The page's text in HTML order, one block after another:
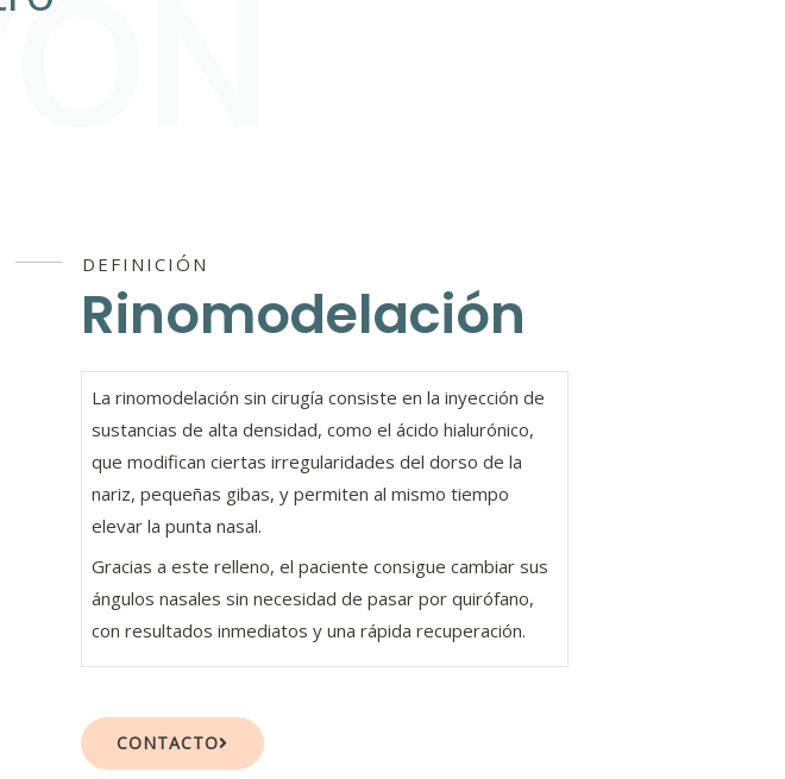
DEFINICIÓN
Rinomodelación
La rinomodelación sin cirugía consiste en la inyección de
sustancias de alta densidad, como el ácido hialurónico,
que modifican ciertas irregularidades del dorso de la
nariz, pequeñas gibas, y permiten al mismo tiempo
elevar la punta nasal.
Gracias a este relleno, el paciente consigue cambiar sus
ángulos nasales sin necesidad de pasar por quirófano,
con resultados inmediatos y una rápida recuperación.
CONTACTO